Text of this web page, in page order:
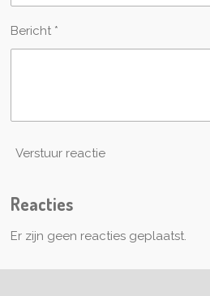
Bericht *
Verstuur reactie
Reacties
Er zijn geen reacties geplaatst.